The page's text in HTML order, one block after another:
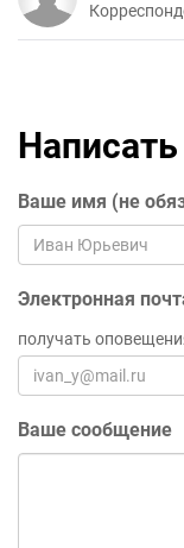
Ваше имя (не
Электронная
получать
Ваше сообщение